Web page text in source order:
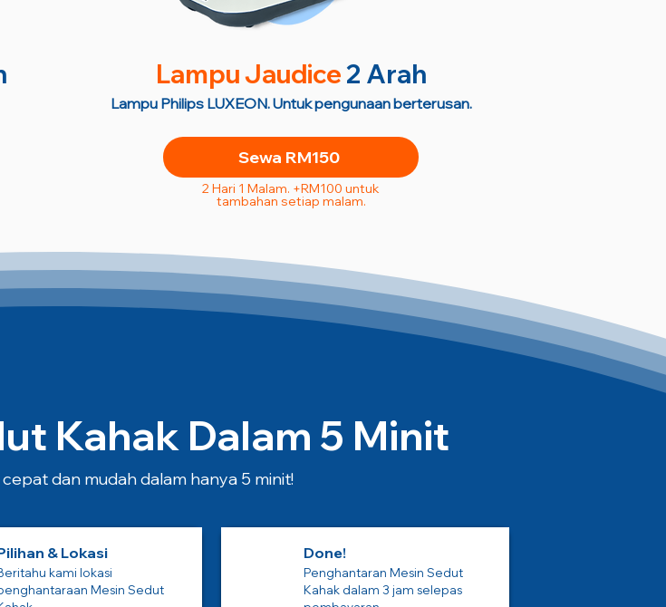
Lampu Jaudice2 Arah
Lampu Philips LUXEON. Untuk pengunaan berterusan.
Sewa RM150
2 Hari 1 Malam. +RM100 untuk
tambahan setiap malam.
Kahak Dalam 5 Minit
dan mudah dalam hanya 5 minit!
& Lokasi
kami lokasi
Mesin Sedut
Done!
Penghantaran Mesin Sedut
Kahak dalam 3 jam selepas